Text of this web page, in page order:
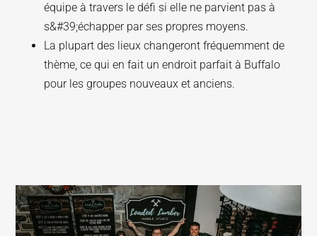
équipe à travers le défi si elle ne parvient pas à
s&#39;échapper par ses propres moyens.
La plupart des lieux changeront fréquemment de
thème, ce qui en fait un endroit parfait à Buffalo
pour les groupes nouveaux et anciens.